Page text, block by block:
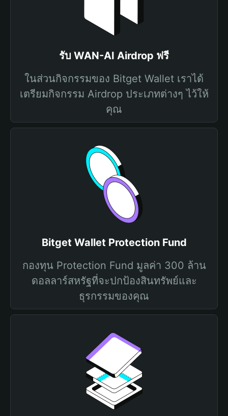
รับ WAN-AI Airdrop ฟรี
ในส่วนกิจกรรมของ Bitget Wallet เราได้
เตรียมกิจกรรม Airdrop ประเภทต่างๆ ไว้ให้
คุณ
Bitget Wallet Protection Fund
กองทุน Protection Fund มูลค่า 300 ล้าน
ดอลลาร์สหรัฐที่จะปกป้องสินทรัพย์และ
ธุรกรรมของคุณ